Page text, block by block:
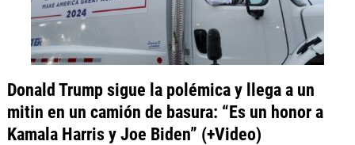
Donald Trump sigue la polémica y llega a un
mitin en un camión de basura: “Es un honor a
Kamala Harris y Joe Biden” (+Video)